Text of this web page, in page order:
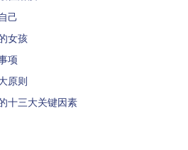
己
女孩
项
原则
十三大关键因素